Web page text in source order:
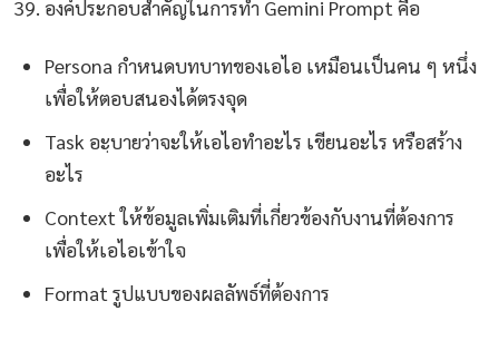
39. องค์ประกอบสำคัญในการทำ Gemini Prompt คือ
Persona กำหนดบทบาทของเอไอ เหมือนเป็นคน ๆ หนึ่ง
เพื่อให้ตอบสนองได้ตรงจุด
Task อะฺบายว่าจะให้เอไอทำอะไร เขียนอะไร หรือสร้าง
อะไร
Context ให้ข้อมูลเพิ่มเติมที่เกี่ยวข้องกับงานที่ต้องการ
เพื่อให้เอไอเข้าใจ
Format รูปแบบของผลลัพธ์ที่ต้องการ